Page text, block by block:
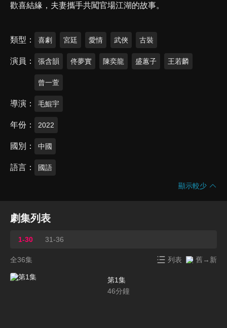
歡喜結緣，夫妻攜手共闖官場江湖的故事。
類型 喜劇 宮廷 愛情 武俠 古裝
演員 張含韻 佟夢實 陳奕龍 盛蕙子 王若麟
曾一萱
導演 毛鯤宇
年份 2022
國別 中國
語言 國語
顯示較少
劇集列表
1-30 31-36
全36集 列表 舊→新
第1集
46分鐘